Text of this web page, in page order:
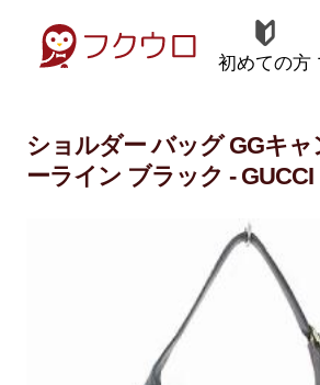
初めての方
ショルダー バッグ GGキャ
ーライン ブラック -